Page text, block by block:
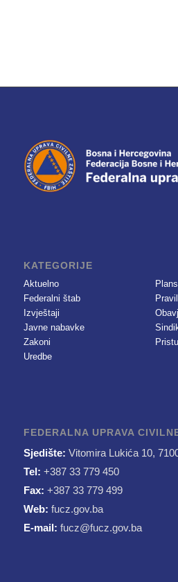
KATEGORIJE
Aktuelno
Federalni štab
Izvještaji
Javne nabavke
Zakoni
Uredbe
FEDERALNA UPRAVA
Sjedište: Vitomira Lukića 10,
Tel: +387 33 779 450
Fax: +387 33 779 499
Web: fucz.gov.ba
E-mail: fucz@fucz.gov.ba